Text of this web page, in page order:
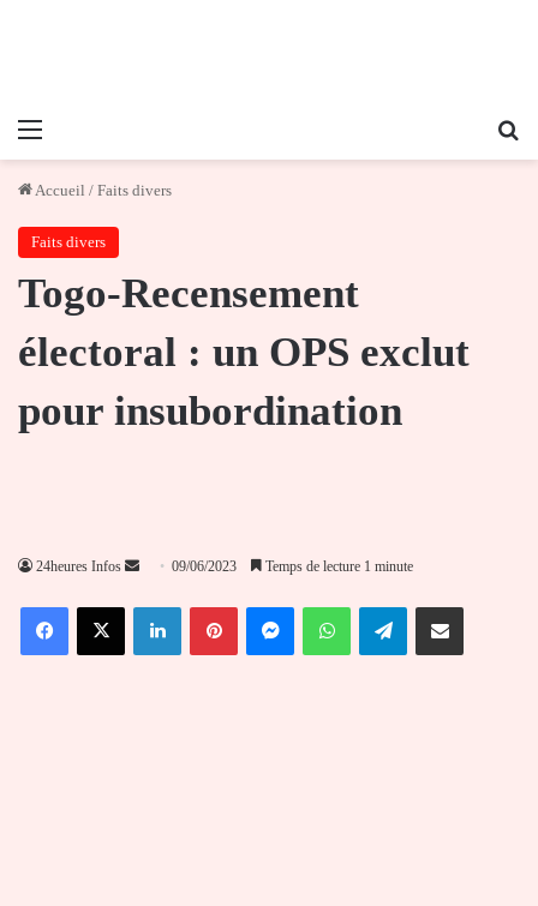
Menu
Accueil / Faits divers
Faits divers
Togo-Recensement
électoral : un OPS exclut
pour insubordination
24heures Infos
Envoyer
courriel
09/06/2023 Temps de lecture 1 minute
FacebookX LinkedinPinterestMessengerWhatsAppTelegramPartager par email